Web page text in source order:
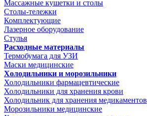
Массажные кушетки и столы
Столы-тележки
Комплектующие
Лазерное оборудование
Стулья
Расходные материалы
Термобумага для УЗИ
Маски медицинские
Холодильники и морозильники
Холодильники фармацевтические
Холодильники для хранения крови
Холодильник для хранения медикаментов
Морозильники медицинские